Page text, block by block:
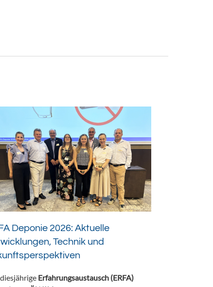
Deponie 2026: Aktuelle
Technik und
Erfahrungsaustausch (ERFA)